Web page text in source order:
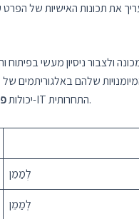
את תכונות האישיות של
שלהם באלגוריתמים
יכולות
שלהם בתעשיית ה-IT התחרותית.
לְמַמֵן
לְמַמֵן